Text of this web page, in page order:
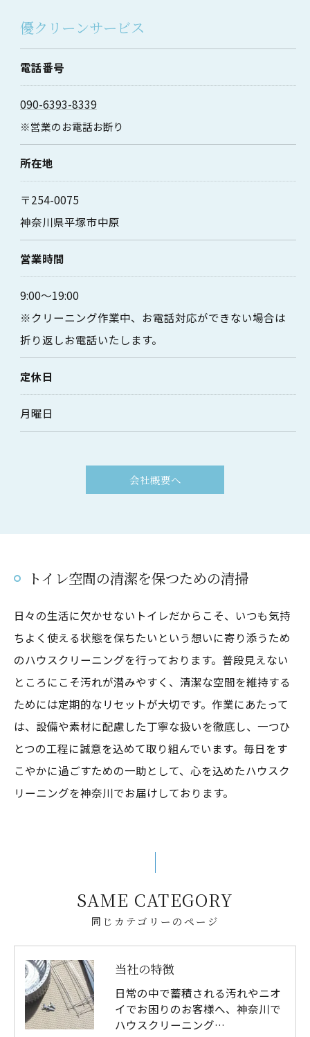
優クリーンサービス
電話番号
090-6393-8339
※営業のお電話お断り
所在地
〒254-0075
神奈川県平塚市中原
営業時間
9:00～19:00
※クリーニング作業中、お電話対応ができない場合は
折り返しお電話いたします。
定休日
月曜日
会社概要へ
トイレ空間の清潔を保つための清掃
日々の生活に欠かせないトイレだからこそ、いつも気持
ちよく使える状態を保ちたいという想いに寄り添うため
のハウスクリーニングを行っております。普段見えない
ところにこそ汚れが潜みやすく、清潔な空間を維持する
ためには定期的なリセットが大切です。作業にあたって
は、設備や素材に配慮した丁寧な扱いを徹底し、一つひ
とつの工程に誠意を込めて取り組んでいます。毎日をす
こやかに過ごすための一助として、心を込めたハウスク
リーニングを神奈川でお届けしております。
同じカテゴリーのページ
SAME CATEGORY
当社の特徴
日常の中で蓄積される汚れやニオ
イでお困りのお客様へ、神奈川で
ハウスクリーニング…